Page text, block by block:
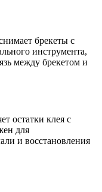
брекеты с
инструмента,
между брекетом и
остатки клея с
для
и восстановления